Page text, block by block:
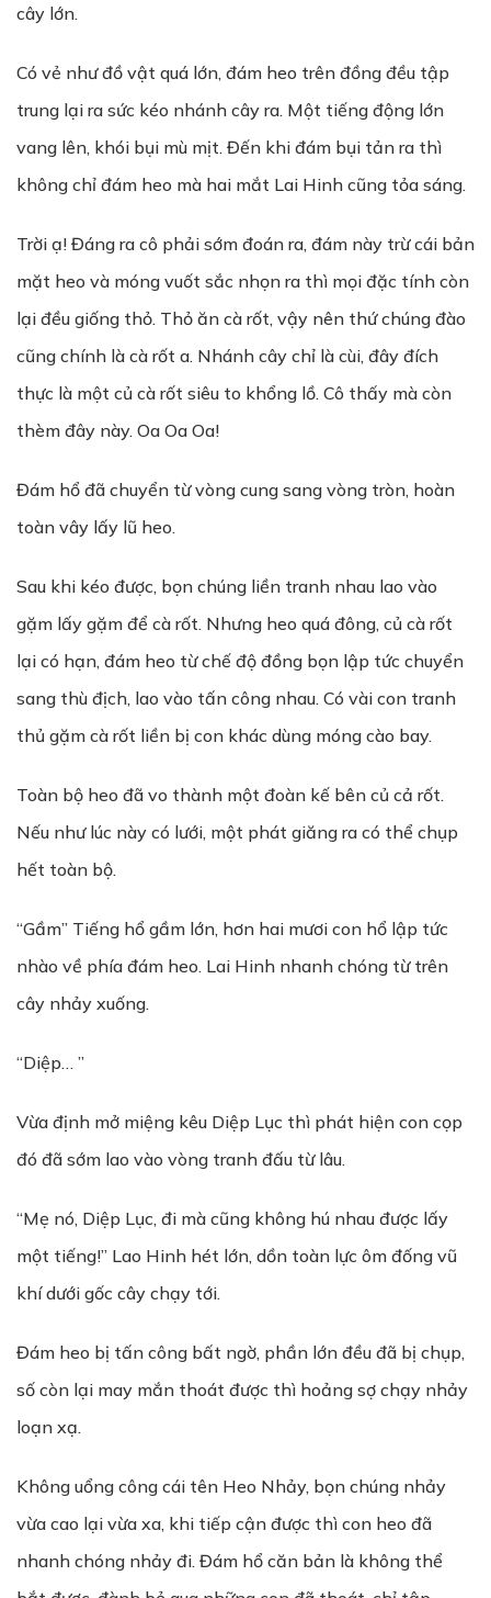
cây lớn.
Có vẻ như đồ vật quá lớn, đám heo trên đồng đều tập
trung lại ra sức kéo nhánh cây ra. Một tiếng động lớn
vang lên, khói bụi mù mịt. Đến khi đám bụi tản ra thì
không chỉ đám heo mà hai mắt Lai Hinh cũng tỏa sáng.
Trời ạ! Đáng ra cô phải sớm đoán ra, đám này trừ cái bản
mặt heo và móng vuốt sắc nhọn ra thì mọi đặc tính còn
lại đều giống thỏ. Thỏ ăn cà rốt, vậy nên thứ chúng đào
cũng chính là cà rốt a. Nhánh cây chỉ là cùi, đây đích
thực là một củ cà rốt siêu to khổng lồ. Cô thấy mà còn
thèm đây này. Oa Oa Oa!
Đám hổ đã chuyển từ vòng cung sang vòng tròn, hoàn
toàn vây lấy lũ heo.
Sau khi kéo được, bọn chúng liền tranh nhau lao vào
gặm lấy gặm để cà rốt. Nhưng heo quá đông, củ cà rốt
lại có hạn, đám heo từ chế độ đồng bọn lập tức chuyển
sang thù địch, lao vào tấn công nhau. Có vài con tranh
thủ gặm cà rốt liền bị con khác dùng móng cào bay.
Toàn bộ heo đã vo thành một đoàn kế bên củ cả rốt.
Nếu như lúc này có lưới, một phát giăng ra có thể chụp
hết toàn bộ.
“Gầm” Tiếng hổ gầm lớn, hơn hai mươi con hổ lập tức
nhào về phía đám heo. Lai Hinh nhanh chóng từ trên
cây nhảy xuống.
“Diệp… ”
Vừa định mở miệng kêu Diệp Lục thì phát hiện con cọp
đó đã sớm lao vào vòng tranh đấu từ lâu.
“Mẹ nó, Diệp Lục, đi mà cũng không hú nhau được lấy
một tiếng!” Lao Hinh hét lớn, dồn toàn lực ôm đống vũ
khí dưới gốc cây chạy tới.
Đám heo bị tấn công bất ngờ, phần lớn đều đã bị chụp,
số còn lại may mắn thoát được thì hoảng sợ chạy nhảy
loạn xạ.
Không uổng công cái tên Heo Nhảy, bọn chúng nhảy
vừa cao lại vừa xa, khi tiếp cận được thì con heo đã
nhanh chóng nhảy đi. Đám hổ căn bản là không thể